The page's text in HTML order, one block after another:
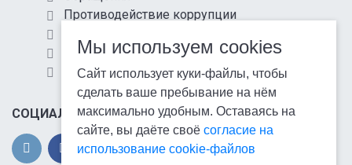
Противодействие коррупции
Антитеррористическая защищенность
Карта сайта
СОЦИАЛЬНЫЕ СЕТИ
Мы используем cookies
Сайт использует куки-файлы, чтобы
сделать ваше пребывание на нём
максимально удобным. Оставаясь на
сайте, вы даёте своё согласие на
использование cookie-файлов